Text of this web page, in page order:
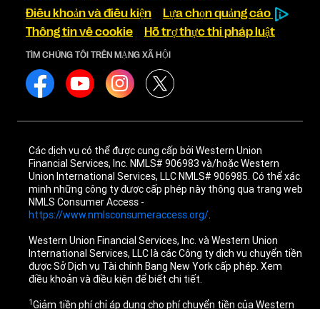
Điều khoản và điều kiện
Lựa chọn quảng cáo
Thông tin về cookie
Hỗ trợ thực thi pháp luật
TÌM CHÚNG TÔI TRÊN MẠNG XÃ HỘI
Các dịch vụ có thể được cung cấp bởi Western Union
Financial Services, Inc. NMLS# 906983 và/hoặc Western
Union International Services, LLC NMLS# 906985. Có thể xác
minh những công ty được cấp phép này thông qua trang web
NMLS Consumer Access -
https://www.nmlsconsumeraccess.org/.
Western Union Financial Services, Inc. và Western Union
International Services, LLC là các Công ty dịch vụ chuyển tiền
được Sở Dịch vụ Tài chính Bang New York cấp phép. Xem
điều khoản và điều kiện để biết chi tiết.
1Giảm tiền phí chỉ áp dụng cho phí chuyển tiền của Western